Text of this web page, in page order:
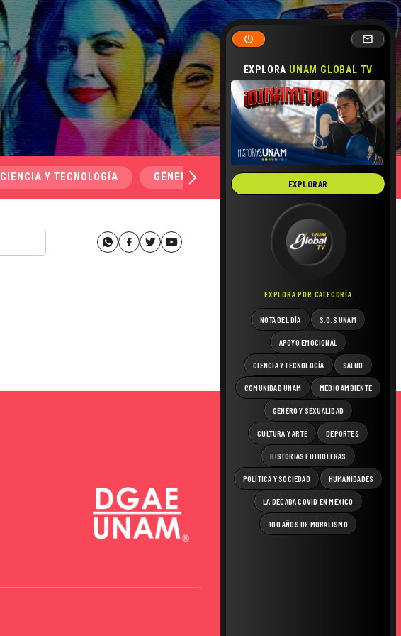
EXPLORA UNAM GLOBAL TV
EXPLORAR
EXPLORA POR CATEGORÍA
NOTA DEL DÍA S.O.S UNAM
APOYO EMOCIONAL
CIENCIA Y TECNOLOGÍA SALUD
COMUNIDAD UNAM MEDIO AMBIENTE
GÉNERO Y SEXUALIDAD
CULTURA Y ARTE DEPORTES
HISTORIAS FUTBOLERAS
POLÍTICA Y SOCIEDAD HUMANIDADES
LA DÉCADA COVID EN MÉXICO
100 AÑOS DE MURALISMO
CIENCIA Y TECNOLOGÍA GÉNERO Y SEXUALIDAD SALUD